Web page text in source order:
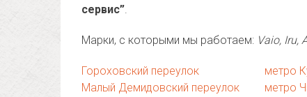
сервис”.
Марки, с которыми мы работаем: Vaio, Iru,
Гороховский переулок
Малый Демидовский переулок
метро
метро